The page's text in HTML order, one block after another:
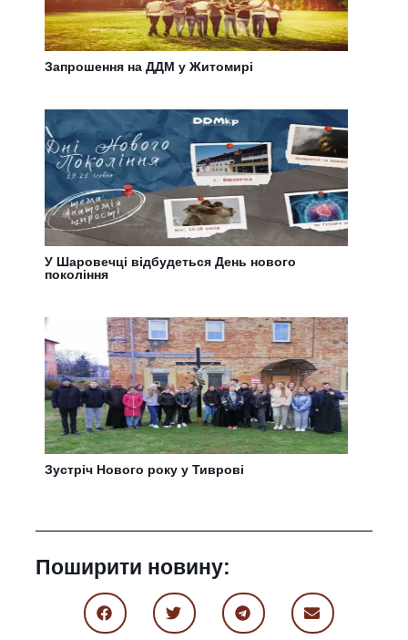
Запрошення на ДДМ у Житомирі
У Шаровечці відбудеться День нового
покоління
Зустріч Нового року у Тиврові
Поширити новину: